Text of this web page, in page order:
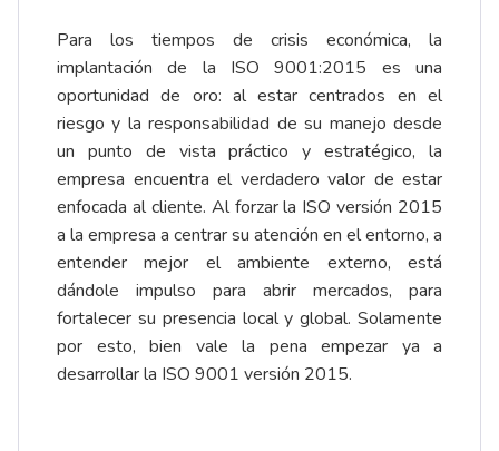
Para los tiempos de crisis económica, la
implantación de la ISO 9001:2015 es una
oportunidad de oro: al estar centrados en el
riesgo y la responsabilidad de su manejo desde
un punto de vista práctico y estratégico, la
empresa encuentra el verdadero valor de estar
enfocada al cliente. Al forzar la ISO versión 2015
a la empresa a centrar su atención en el entorno, a
entender mejor el ambiente externo, está
dándole impulso para abrir mercados, para
fortalecer su presencia local y global. Solamente
por esto, bien vale la pena empezar ya a
desarrollar la ISO 9001 versión 2015.